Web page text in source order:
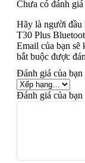
Chưa có đánh giá
Hãy là người đầu
T30 Plus
Email của bạn sẽ
bắt buộc được
Đánh giá của bạn
Đánh giá của bạn